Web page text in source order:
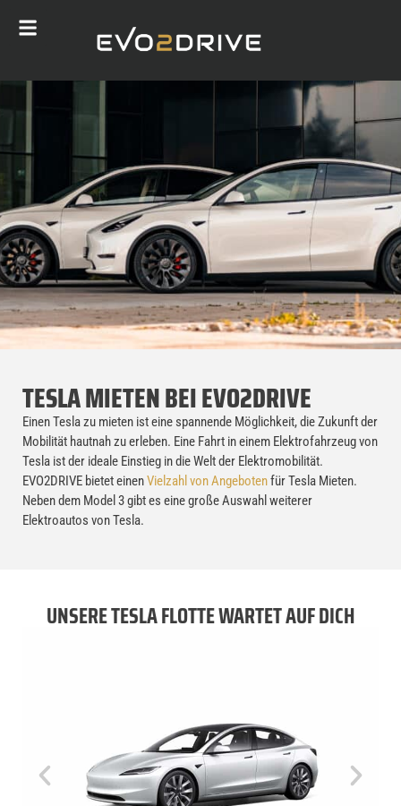
TESLA MIETEN BEI EVO2DRIVE
Einen Tesla zu mieten ist eine spannende Möglichkeit, die Zukunft der
Mobilität hautnah zu erleben. Eine Fahrt in einem Elektrofahrzeug von
Tesla ist der ideale Einstieg in die Welt der Elektromobilität.
EVO2DRIVE bietet einenVielzahl von Angebotenfür Tesla Mieten.
Neben dem Model 3 gibt es eine große Auswahl weiterer
Elektroautos von Tesla.
UNSERE TESLA FLOTTE WARTET AUF DICH